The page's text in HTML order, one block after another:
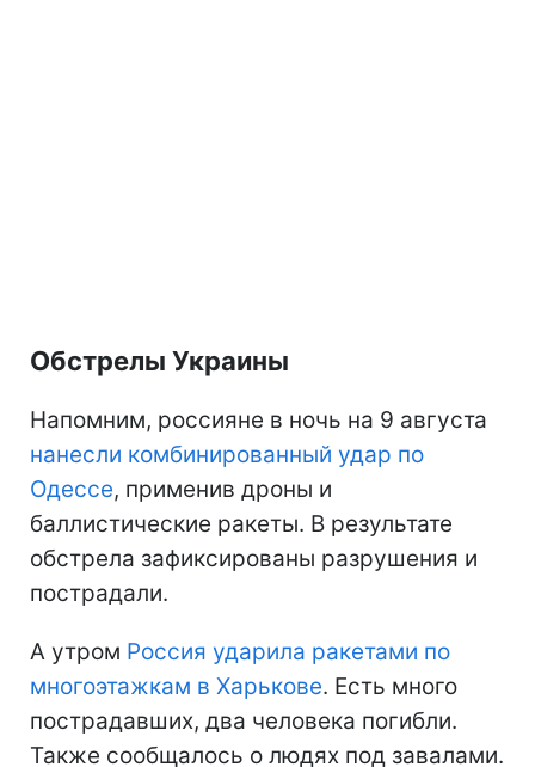
Обстрелы Украины
Напомним, россияне в ночь на 9 августа
нанесли комбинированный удар по
Одессе, применив дроны и
баллистические ракеты. В результате
обстрела зафиксированы разрушения и
пострадали.
А утром Россия ударила ракетами по
многоэтажкам в Харькове. Есть много
пострадавших, два человека погибли.
Также сообщалось о людях под завалами.